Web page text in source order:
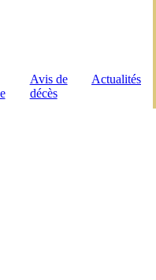
Avis de
décès
Actualités